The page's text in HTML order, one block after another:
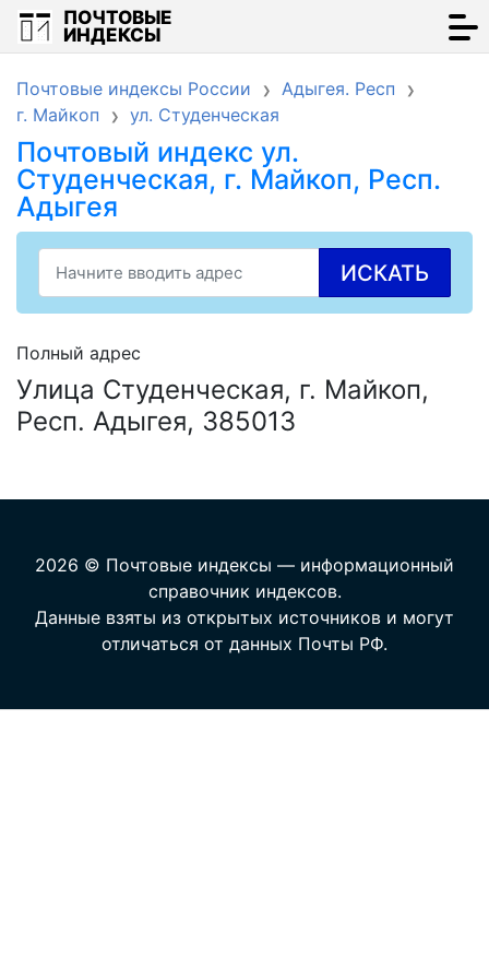
ПОЧТОВЫЕ
ИНДЕКСЫ
Почтовые индексы России
Адыгея. Респ
г. Майкоп
ул. Студенческая
Почтовый индекс ул.
Студенческая, г. Майкоп, Респ.
Адыгея
ИСКАТЬ
Полный адрес
Улица Студенческая, г. Майкоп,
Респ. Адыгея, 385013
2026 © Почтовые индексы — информационный
справочник индексов.
Данные взяты из открытых источников и могут
отличаться от данных Почты РФ.